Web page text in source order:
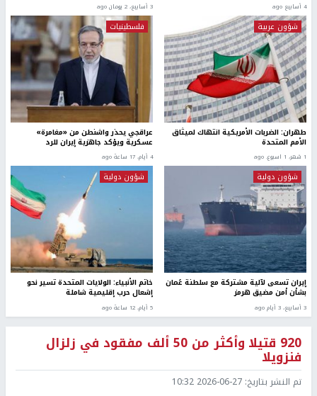
4 أسابيع ago 3 أسابيع، 2 يومان ago
شؤون عربية
طهران: الضربات الأمريكية انتهاك لميثاق
الأمم المتحدة
1 شهر، 1 اسبوع. ago
فلسطينيات
عراقجي يحذر واشنطن من «مغامرة»
عسكرية ويؤكد جاهزية إيران للرد
4 أيام، 17 ساعة ago
شؤون دولية
إيران تسعى لآلية مشتركة مع سلطنة عُمان
بشأن أمن مضيق هرمز
3 أسابيع، 3 أيام ago
شؤون دولية
خاتم الأنبياء: الولايات المتحدة تسير نحو
إشعال حرب إقليمية شاملة
5 أيام، 12 ساعة ago
920 قتيلا وأكثر من 50 ألف مفقود في زلزال
فنزويلا
تم النشر بتاريخ: 2026-06-27 10:32